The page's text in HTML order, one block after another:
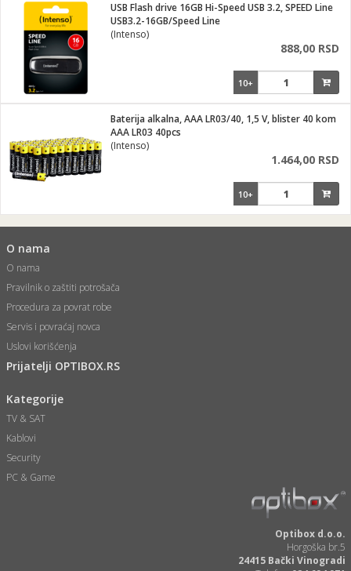
USB Flash drive 16GB Hi-Speed USB 3.2, SPEED Line
USB3.2-16GB/Speed Line
(Intenso)
888,00 RSD
10+
Baterija alkalna, AAA LR03/40, 1,5 V, blister 40 kom
AAA LR03 40pcs
(Intenso)
1.464,00 RSD
10+
O nama
O nama
Pravilnik o zaštiti potrošača
Procedura za povrat robe
Servis i povraćaj novca
Uslovi korišćenja
Prijatelji OPTIBOX.RS
Kategorije
TV & SAT
Kablovi
Security
PC & Game
Optibox d.o.o.
Horgoška br.5
24415 Bački Vinogradi